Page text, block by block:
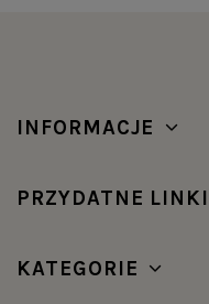
INFORMACJE
PRZYDATNE LINKI
KATEGORIE